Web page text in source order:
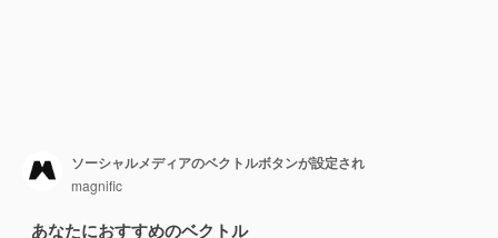
ソーシャルメディアのベクトルボタンが設定され
magnific
あなたにおすすめのベクトル